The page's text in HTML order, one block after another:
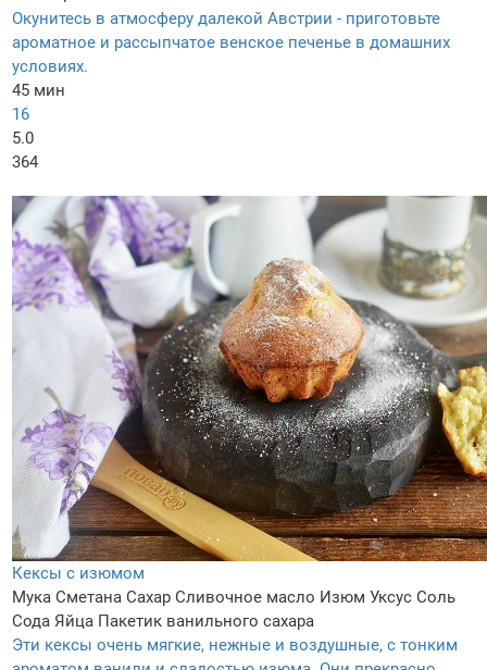
Окунитесь в атмосферу далекой Австрии - приготовьте
ароматное и рассыпчатое венское печенье в домашних
условиях.
45 мин
16
5.0
364
Кексы с изюмом
Мука Сметана Сахар Сливочное масло Изюм Уксус Соль
Сода Яйца Пакетик ванильного сахара
Эти кексы очень мягкие, нежные и воздушные, с тонким